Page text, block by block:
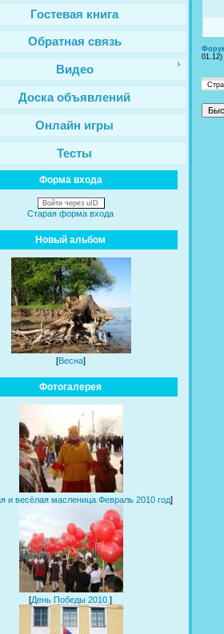
Гостевая книга
Обратная связь
Видео
Доска объявлений
Онлайн игры
Тесты
Форма входа
Войти через uID
Старая форма входа
Новый альбом
[Весна]
Фотогалерея
и весёлая масленица.Февраль 2010 год]
[День Победы 2010.]
01.12)